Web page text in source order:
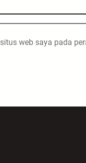
web saya pada